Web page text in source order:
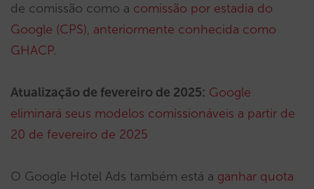
de comissão como a comissão por estadia do
Google (CPS), anteriormente conhecida como
GHACP.
Atualização de fevereiro de 2025: Google
eliminará seus modelos comissionáveis a partir de
20 de fevereiro de 2025
O Google Hotel Ads também está a ganhar quota